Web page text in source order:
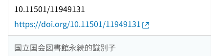
10.11501/11949131
https://doi.org/10.11501/11949131
国立国会図書館永続的識別子